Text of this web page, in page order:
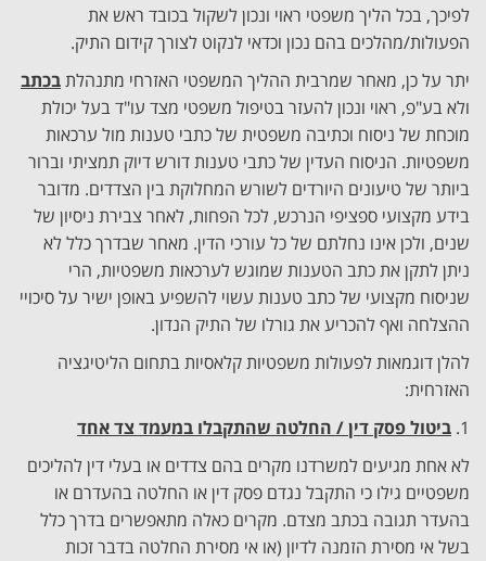
לפיכך, בכל הליך משפטי ראוי ונכון לשקול בכובד ראש את
הפעולות/מהלכים בהם נכון וכדאי לנקוט לצורך קידום התיק.
יתר על כן, מאחר שמרבית ההליך המשפטי האזרחי מתנהלתבכתב
ולא בע"פ, ראוי ונכון להעזר בטיפול משפטי מצד עו"ד בעל יכולת
מוכחת של ניסוח וכתיבה משפטית של כתבי טענות מול ערכאות
משפטיות. הניסוח העדין של כתבי טענות דורש דיוק תמציתי וברור
ביותר של טיעונים היורדים לשורש המחלוקת בין הצדדים. מדובר
בידע מקצועי ספציפי הנרכש, לכל הפחות, לאחר צבירת ניסיון של
שנים, ולכן אינו נחלתם של כל עורכי הדין. מאחר שבדרך כלל לא
ניתן לתקן את כתב הטענות שמוגש לערכאות משפטיות, הרי
שניסוח מקצועי של כתב טענות עשוי להשפיע באופן ישיר על סיכויי
ההצלחה ואף להכריע את גורלו של התיק הנדון.
להלן דוגמאות לפעולות משפטיות קלאסיות בתחום הליטיגציה
האזרחית:
1. ביטול פסק דין / החלטה שהתקבלו במעמד צד אחד
לא אחת מגיעים למשרדנו מקרים בהם צדדים או בעלי דין להליכים
משפטיים גילו כי התקבל נגדם פסק דין או החלטה בהעדרם או
בהעדר תגובה בכתב מצדם. מקרים כאלה מתאפשרים בדרך כלל
בשל אי מסירת הזמנה לדיון (או אי מסירת החלטה בדבר זכות